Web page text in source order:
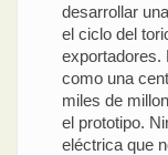
desarrollar
el ciclo del
exportadores.
como una
miles de
el prototipo.
eléctrica que